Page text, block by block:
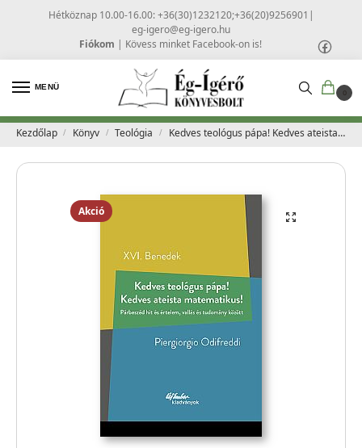
Hétköznap 10.00-16.00: +36(30)1232120;+36(20)9256901 |
eg-igero@eg-igero.hu
Fiókom | Kövess minket Facebook-on is!
MENÜ
0
Kezdőlap / Könyv / Teológia / Kedves teológus pápa! Kedves ateista matematikus! – Piergiorgio Odifreddi, XVI.
Akció